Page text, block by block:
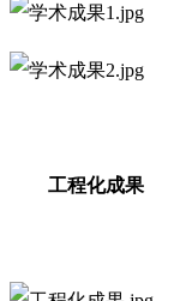
工程化成果